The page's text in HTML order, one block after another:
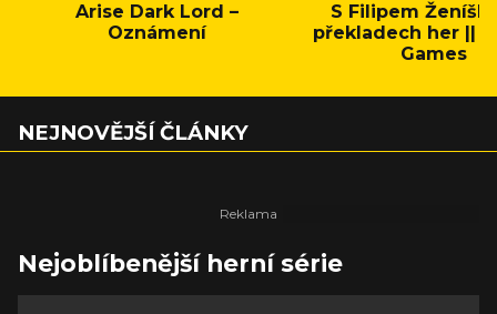
Arise Dark Lord –
Oznámení
S Filipem
překladech her ||
Games
NEJNOVĚJŠÍ ČLÁNKY
Nejoblíbenější herní série